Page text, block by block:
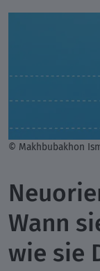
© Makhbubakhon
Wann
wie sie